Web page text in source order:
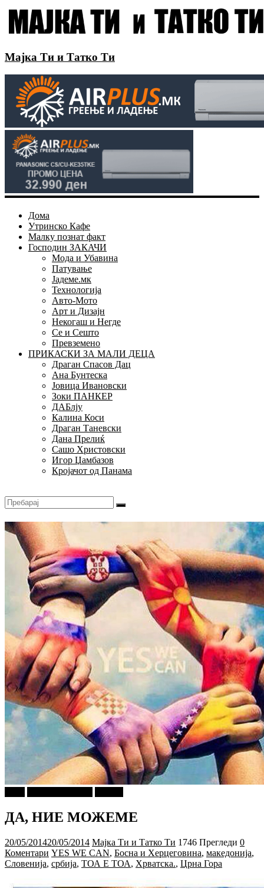
Мајка Ти и Татко Ти
Дома
Утринско Кафе
Малку познат факт
Господин ЗАКАЧИ
Мода и Убавина
Патување
Јадеме.мк
Технологија
Авто-Мото
Арт и Дизајн
Некогаш и Негде
Се и Сешто
Превземено
ПРИКАСКИ ЗА МАЛИ ДЕЦА
Драган Спасов Дац
Ана Бунтеска
Јовица Ивановски
Зоки ПАНКЕР
ДАБлју
Калина Коси
Драган Таневски
Дана Прелиќ
Сашо Христовски
Игор Џамбазов
Кројачот од Панама
ДА, НИЕ МОЖЕМЕ
20/05/201420/05/2014 Мајка Ти и Татко Ти 1746 Прегледи 0
Коментари YES WE CAN, Босна и Херцеговина, македонија,
Словенија, србија, ТОА Е ТОА, Хрватска., Црна Гора